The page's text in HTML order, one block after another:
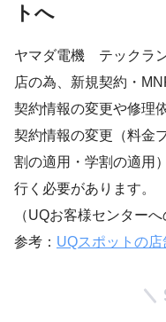
トへ
ヤマダ電機 テックラ
店の為、新規契約・
契約情報の変更や修理
契約情報の変更（料金
割の適用・学割の適用
行く必要があります。
（UQお客様センター
参考： UQスポットの店